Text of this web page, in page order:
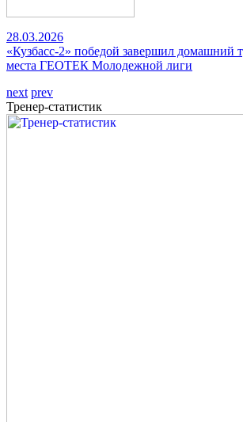
28.03.2026
«Кузбасс-2» победой завершил домашний
места ГЕОТЕК Молодежной лиги
next prev
Тренер-статистик